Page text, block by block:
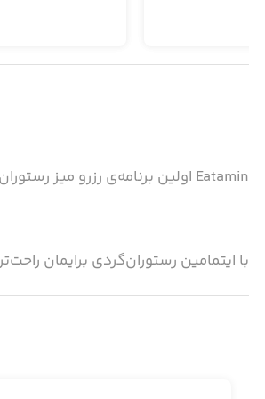
Eatamin اولین برنامه‌ی رزرو میز رستوران در ایران است.
با ایتمامین رستوران‌گردی برایمان
با استفاده از ایتامین می‌توانیم قبل